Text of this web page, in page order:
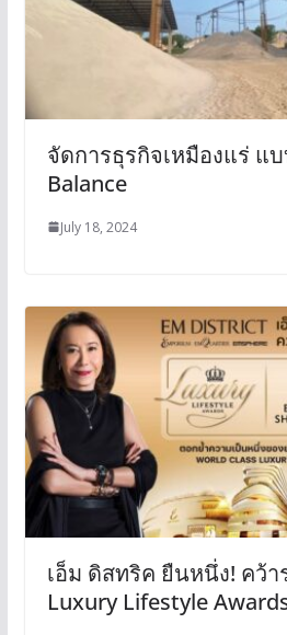
จัดการธุรกิจเหมืองแร่ แ
Balance
July 18, 2024
เอ็ม ดิสทริค ยืนหนึ่ง! คว้า
Luxury Lifestyle